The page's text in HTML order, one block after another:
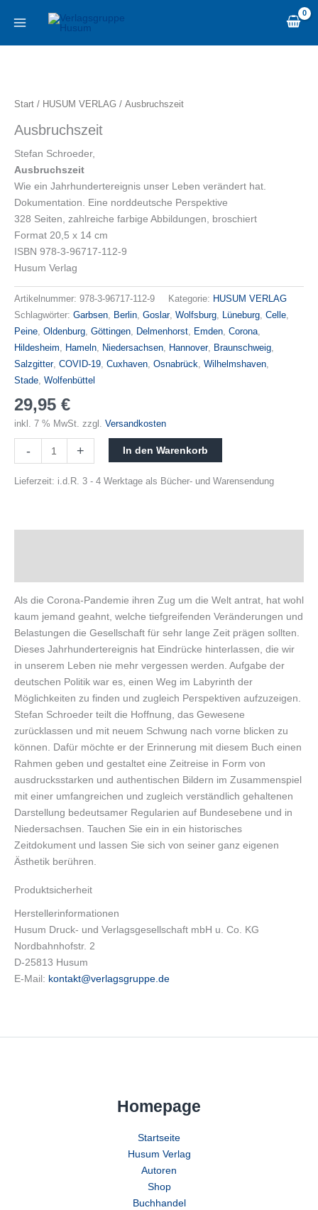
Inhalt
Start / HUSUM VERLAG / Ausbruchszeit
Ausbruchszeit
Stefan Schroeder,
Ausbruchszeit
Wie ein Jahrhundertereignis unser Leben verändert hat.
Dokumentation. Eine norddeutsche Perspektive
328 Seiten, zahlreiche farbige Abbildungen, broschiert
Format 20,5 x 14 cm
ISBN 978-3-96717-112-9
Husum Verlag
Artikelnummer: 978-3-96717-112-9 Kategorie: HUSUM VERLAG
Schlagwörter: Garbsen, Berlin, Goslar, Wolfsburg, Lüneburg, Celle,
Peine, Oldenburg, Göttingen, Delmenhorst, Emden, Corona,
Hildesheim, Hameln, Niedersachsen, Hannover, Braunschweig,
Salzgitter, COVID-19, Cuxhaven, Osnabrück, Wilhelmshaven,
Stade, Wolfenbüttel
29,95 €
inkl. 7 % MwSt. zzgl. Versandkosten
- + In den Warenkorb
Lieferzeit: i.d.R. 3 - 4 Werktage als Bücher- und Warensendung
Als die Corona-Pandemie ihren Zug um die Welt antrat, hat wohl
kaum jemand geahnt, welche tiefgreifenden Veränderungen und
Belastungen die Gesellschaft für sehr lange Zeit prägen sollten.
Dieses Jahrhundertereignis hat Eindrücke hinterlassen, die wir
in unserem Leben nie mehr vergessen werden. Aufgabe der
deutschen Politik war es, einen Weg im Labyrinth der
Möglichkeiten zu finden und zugleich Perspektiven aufzuzeigen.
Stefan Schroeder teilt die Hoffnung, das Gewesene
zurücklassen und mit neuem Schwung nach vorne blicken zu
können. Dafür möchte er der Erinnerung mit diesem Buch einen
Rahmen geben und gestaltet eine Zeitreise in Form von
ausdrucksstarken und authentischen Bildern im Zusammenspiel
mit einer umfangreichen und zugleich verständlich gehaltenen
Darstellung bedeutsamer Regularien auf Bundesebene und in
Niedersachsen. Tauchen Sie ein in ein historisches
Zeitdokument und lassen Sie sich von seiner ganz eigenen
Ästhetik berühren.
Produktsicherheit
Herstellerinformationen
Husum Druck- und Verlagsgesellschaft mbH u. Co. KG
Nordbahnhofstr. 2
D-25813 Husum
E-Mail: kontakt@verlagsgruppe.de
Homepage
Startseite
Husum Verlag
Autoren
Shop
Buchhandel